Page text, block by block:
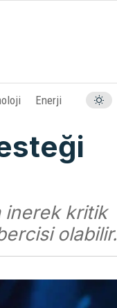
Enerji
inerek kritik
olabilir.